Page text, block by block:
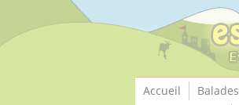
Accueil Balades
Panneau de gestion des cookies